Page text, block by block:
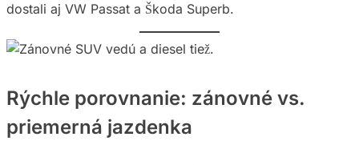
dostali aj VW Passat a Škoda Superb.
Rýchle porovnanie: zánovné vs.
priemerná jazdenka